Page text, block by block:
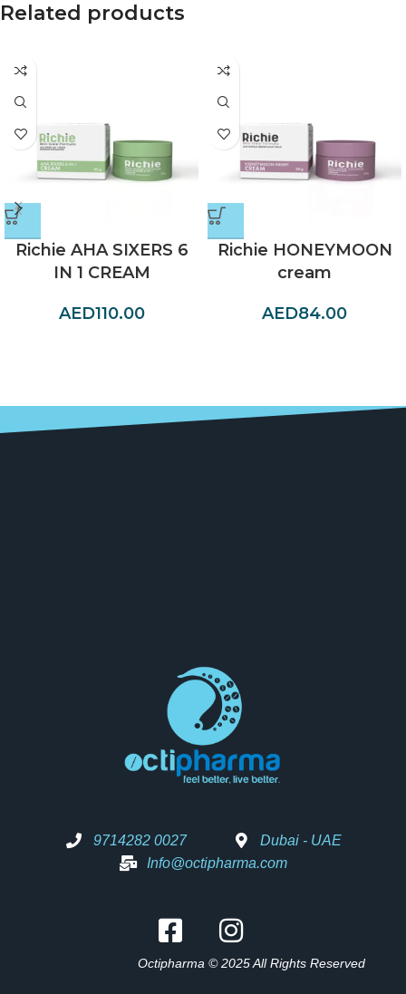
Related products
Richie AHA SIXERS 6
IN 1 CREAM
AED110.00
Richie HONEYMOON
cream
AED84.00
9714282 0027
Dubai - UAE
Info@octipharma.com
Octipharma © 2025 All Rights Reserved